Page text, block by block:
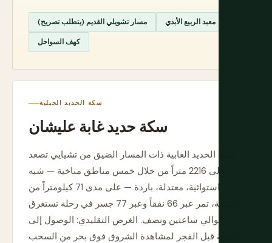
مسار تشويلي القديم (يتطلب تصريح) معبد الربيع الأبدي
كهف السواحل
سكة الحديد الجبلية
سكة حديد غابة عليشان
سكة الحديد الغابية ذات المسار الضيق من تشيايي تصعد
إلى 2216 متراً من خلال خمس مناطق مناخية — شبه
استوائية، معتدلة، باردة — على مدى 71 كيلومتراً من
السكة، تمر عبر 66 نفقاً وعبر 77 جسر في رحلة تستغرق
حوالي ساعتين ونصف. الغرض التقليدي: الوصول إلى
القمة قبل الفجر لمشاهدة الشروق فوق بحر من السحب